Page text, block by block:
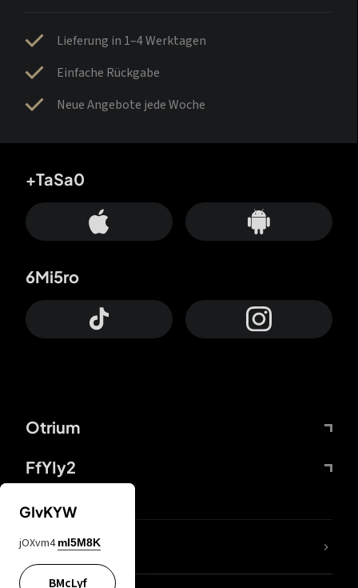
Lieferung in 1–4 Werktagen
Einfache Rückgabe
Neue Angebote jede Woche
Otrium
FfYIy2
+TaSa0
6Mi5ro
DDcvSo
GIvKYW
jOXvm4 mI5M8K
BMcLyf